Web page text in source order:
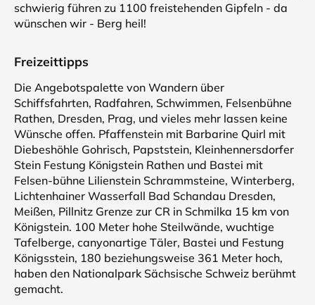
schwierig führen zu 1100 freistehenden Gipfeln - da
wünschen wir - Berg heil!
Freizeittipps
Die Angebotspalette von Wandern über
Schiffsfahrten, Radfahren, Schwimmen, Felsenbühne
Rathen, Dresden, Prag, und vieles mehr lassen keine
Wünsche offen. Pfaffenstein mit Barbarine Quirl mit
Diebeshöhle Gohrisch, Papststein, Kleinhennersdorfer
Stein Festung Königstein Rathen und Bastei mit
Felsen-bühne Lilienstein Schrammsteine, Winterberg,
Lichtenhainer Wasserfall Bad Schandau Dresden,
Meißen, Pillnitz Grenze zur CR in Schmilka 15 km von
Königstein. 100 Meter hohe Steilwände, wuchtige
Tafelberge, canyonartige Täler, Bastei und Festung
Königsstein, 180 beziehungsweise 361 Meter hoch,
haben den Nationalpark Sächsische Schweiz berühmt
gemacht.